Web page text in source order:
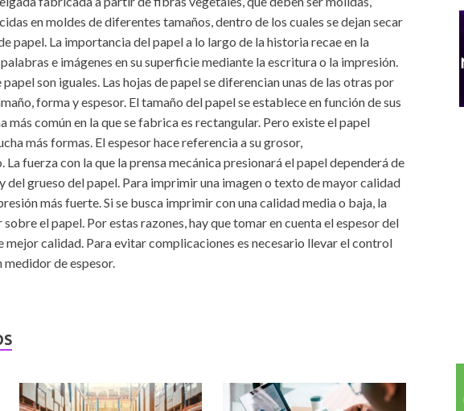
en moldes de diferentes tamaños, dentro de los cuales se dejan secar
papel. La importancia del papel a lo largo de la historia recae en la
e imágenes en su superficie mediante la escritura o la impresión.
son iguales. Las hojas de papel se diferencian unas de las otras por
forma y espesor. El tamaño del papel se establece en función de sus
más común en la que se fabrica es rectangular. Pero existe el papel
más formas. El espesor hace referencia a su grosor,
fuerza con la que la prensa mecánica presionará el papel dependerá de
del grueso del papel. Para imprimir una imagen o texto de mayor calidad
más fuerte. Si se busca imprimir con una calidad media o baja, la
el papel. Por estas razones, hay que tomar en cuenta el espesor del
mejor calidad. Para evitar complicaciones es necesario llevar el control
de espesor.